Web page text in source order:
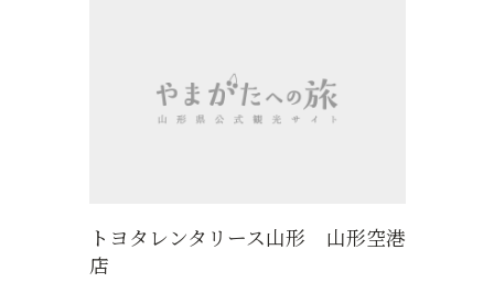
トヨタレンタリース山形 山形空港
店